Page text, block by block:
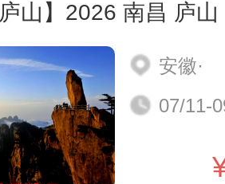
】2026 南昌 庐山 鄱阳湖石钟山
安徽·
07/11-